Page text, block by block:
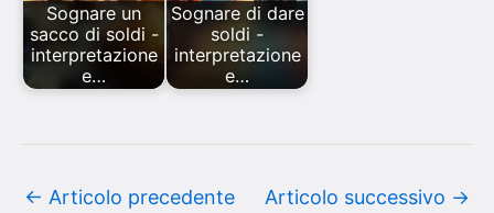
Sognare un
sacco di soldi -
interpretazione
e…
Sognare di dare
soldi -
interpretazione
e…
← Articolo precedente Articolo successivo →